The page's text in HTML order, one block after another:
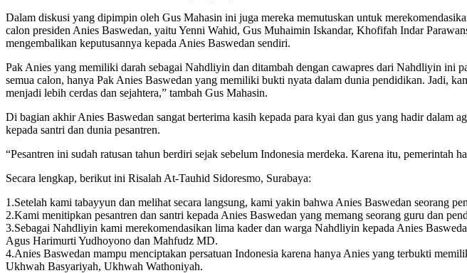
Dalam diskusi yang dipimpin oleh Gus Mahasin ini juga mereka memutuskan untuk
calon presiden Anies Baswedan, yaitu Yenni Wahid, Gus Muhaimin Iskandar, Khofifah Indar
mengembalikan keputusannya kepada Anies Baswedan sendiri.
Pak Anies yang memiliki darah sebagai Nahdliyin dan ditambah dengan cawapres dari Nahdliyin ini
semua calon, hanya Pak Anies Baswedan yang memiliki bukti nyata dalam dunia pendidikan. Jadi,
menjadi lebih cerdas dan sejahtera,” tambah Gus Mahasin.
Di bagian akhir Anies Baswedan sangat berterima kasih kepada para kyai dan gus yang hadir dalam
kepada santri dan dunia pesantren.
“Pesantren ini sudah ratusan tahun berdiri sejak sebelum Indonesia merdeka. Karena itu, pemerintah
Secara lengkap, berikut ini Risalah At-Tauhid Sidoresmo, Surabaya:
1.Setelah kami tabayyun dan melihat secara langsung, kami yakin bahwa Anies Baswedan seorang
2.Kami menitipkan pesantren dan santri kepada Anies Baswedan yang memang seorang guru dan
3.Sebagai Nahdliyin kami merekomendasikan lima kader dan warga Nahdliyin kepada Anies
Agus Harimurti Yudhoyono dan Mahfudz MD.
4.Anies Baswedan mampu menciptakan persatuan Indonesia karena hanya Anies yang terbukti
Ukhwah Basyariyah, Ukhwah Wathoniyah.